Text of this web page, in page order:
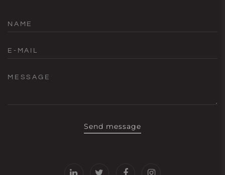
NAME
E-MAIL
MESSAGE
Send message